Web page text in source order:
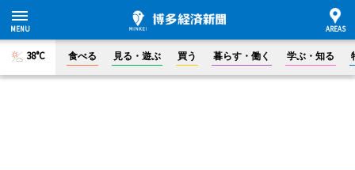
38°C 食べる 見る・遊ぶ 買う 暮らす・働く 学ぶ・知る